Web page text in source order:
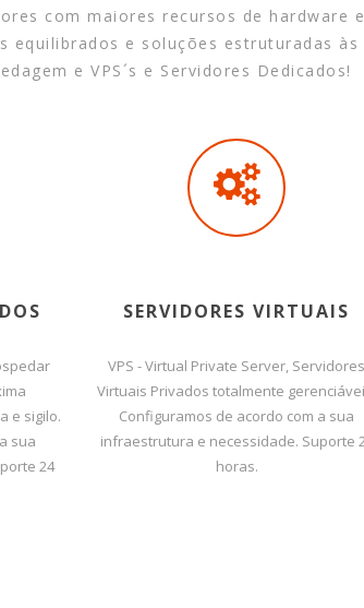
com maiores recursos de
e soluções estruturadas
e VPS´s e Servidores Dedicados!
e sigilo.
sua
24
SERVIDORES VIRTUAIS
VPS - Virtual Private Server, Servidores
Virtuais Privados totalmente
Configuramos de acordo com a sua
infraestrutura e necessidade. Suporte
horas.